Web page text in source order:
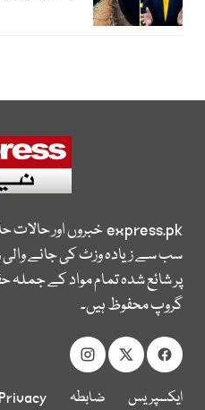
express.pkخبروں اور
سب سے زیادہ وزٹ کی جانے
پر شائع شدہ تمام مواد کے
گروپ محفوظ ہیں۔
ایکسپریس
ضابطہ
Privacy